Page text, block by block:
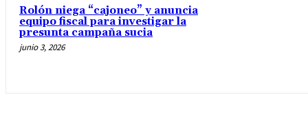
Rolón niega “cajoneo” y anuncia
equipo fiscal para investigar la
presunta campaña sucia
junio 3, 2026